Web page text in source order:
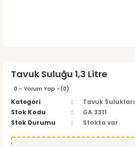
Tavuk Suluğu 1,3 Litre
0 - Yorum Yap -(0)
Kategori
Tavuk Sulukları
Stok Kodu
GA 3311
Stok Durumu
Stokta var